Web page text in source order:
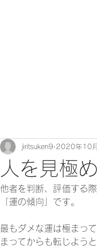
人を見極
jiritsuken9 2020年10
他者を判断、評価する
「運の傾向」です。
最もダメな運は極まっ
まってからも転じよう